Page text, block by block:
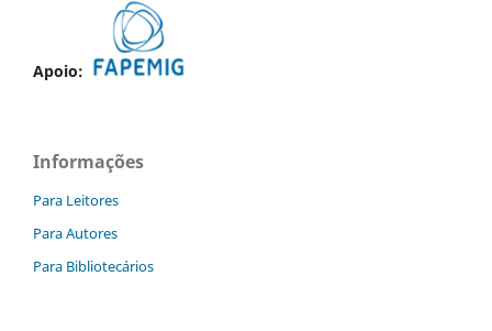
Apoio:
Informações
Para Leitores
Para Autores
Para Bibliotecários